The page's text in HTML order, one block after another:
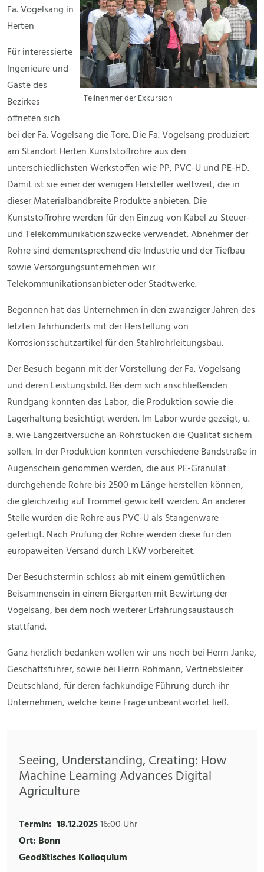
Teilnehmer der Exkursion
Fa. Vogelsang in
Herten
Für interessierte
Ingenieure und
Gäste des
Bezirkes
öffneten sich
bei der Fa. Vogelsang die Tore. Die Fa. Vogelsang produziert
am Standort Herten Kunststoffrohre aus den
unterschiedlichsten Werkstoffen wie PP, PVC-U und PE-HD.
Damit ist sie einer der wenigen Hersteller weltweit, die in
dieser Materialbandbreite Produkte anbieten. Die
Kunststoffrohre werden für den Einzug von Kabel zu Steuer-
und Telekommunikationszwecke verwendet. Abnehmer der
Rohre sind dementsprechend die Industrie und der Tiefbau
sowie Versorgungsunternehmen wir
Telekommunikationsanbieter oder Stadtwerke.
Begonnen hat das Unternehmen in den zwanziger Jahren des
letzten Jahrhunderts mit der Herstellung von
Korrosionsschutzartikel für den Stahlrohrleitungsbau.
Der Besuch begann mit der Vorstellung der Fa. Vogelsang
und deren Leistungsbild. Bei dem sich anschließenden
Rundgang konnten das Labor, die Produktion sowie die
Lagerhaltung besichtigt werden. Im Labor wurde gezeigt, u.
a. wie Langzeitversuche an Rohrstücken die Qualität sichern
sollen. In der Produktion konnten verschiedene Bandstraße in
Augenschein genommen werden, die aus PE-Granulat
durchgehende Rohre bis 2500 m Länge herstellen können,
die gleichzeitig auf Trommel gewickelt werden. An anderer
Stelle wurden die Rohre aus PVC-U als Stangenware
gefertigt. Nach Prüfung der Rohre werden diese für den
europaweiten Versand durch LKW vorbereitet.
Der Besuchstermin schloss ab mit einem gemütlichen
Beisammensein in einem Biergarten mit Bewirtung der
Vogelsang, bei dem noch weiterer Erfahrungsaustausch
stattfand.
Ganz herzlich bedanken wollen wir uns noch bei Herrn Janke,
Geschäftsführer, sowie bei Herrn Rohmann, Vertriebsleiter
Deutschland, für deren fachkundige Führung durch ihr
Unternehmen, welche keine Frage unbeantwortet ließ.
Seeing, Understanding, Creating: How
Machine Learning Advances Digital
Agriculture
Termin: 18.12.202516:00 Uhr
Ort: Bonn
Geodätisches Kolloquium